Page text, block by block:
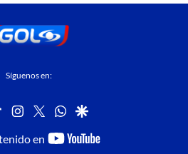
Síguenos en:
tiktok instagram
twitterwhatsapp
google
en
youtube-